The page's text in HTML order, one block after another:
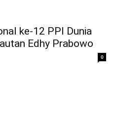
ke-12 PPI Dunia
Edhy Prabowo
0